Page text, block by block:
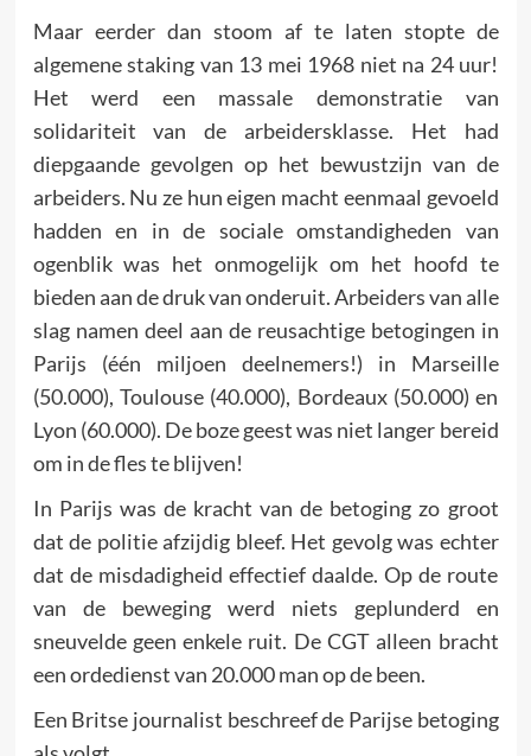
Maar eerder dan stoom af te laten stopte de
algemene staking van 13 mei 1968 niet na 24 uur!
Het werd een massale demon­stratie van
solidariteit van de arbeidersklasse. Het had
diepgaande gevolgen op het bewustzijn van de
arbeiders. Nu ze hun eigen macht eenmaal gevoeld
hadden en in de socia­le om­standigheden van
ogenblik was het onmoge­lijk om het hoofd te
bieden aan de druk van onderuit. Arbeiders van alle
slag namen deel aan de reusachtige betogingen in
Parijs (één miljoen deelnemers!) in Marseille
(50.000), Toulouse (40.000), Bor­deaux (50.000) en
Lyon (60.000). De boze geest was niet langer bereid
om in de fles te blijven!
In Parijs was de kracht van de betoging zo groot
dat de poli­tie afzijdig bleef. Het gevolg was echter
dat de misdadigheid effectief daalde. Op de route
van de beweging werd niets geplunderd en
sneuvelde geen enkele ruit. De CGT alleen bracht
een ordedienst van 20.000 man op de been.
Een Britse journalist beschreef de Parijse betoging